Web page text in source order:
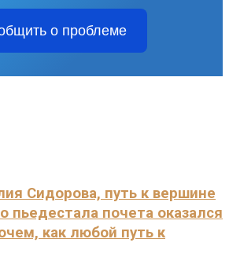
о проблеме
Сидорова, путь к вершине
пьедестала почета оказался
как любой путь к